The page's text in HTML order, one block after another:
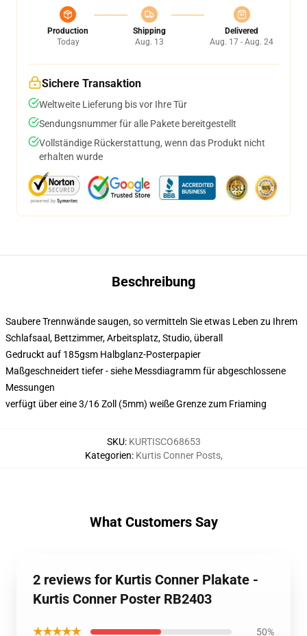
Production
Today
Shipping
Aug. 13
Delivered
Aug. 17 - Aug. 24
Sichere Transaktion
Weltweite Lieferung bis vor Ihre Tür
Sendungsnummer für alle Pakete bereitgestellt
Vollständige Rückerstattung, wenn das Produkt nicht
erhalten wurde
Beschreibung
Saubere Trennwände saugen, so vermitteln Sie etwas Leben zu Ihrem
Schlafsaal, Bettzimmer, Arbeitsplatz, Studio, überall
Gedruckt auf 185gsm Halbglanz-Posterpapier
Maßgeschneidert tiefer - siehe Messdiagramm für abgeschlossene
Messungen
verfügt über eine 3/16 Zoll (5mm) weiße Grenze zum Friaming
SKU: KURTISCO68653
Kategorien: Kurtis Conner Posts,
What Customers Say
2 reviews for Kurtis Conner Plakate -
Kurtis Conner Poster RB2403
★★★★★ 50%